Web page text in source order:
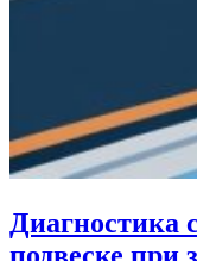
Диагностика
подвеске при